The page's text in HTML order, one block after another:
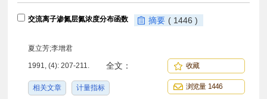
交流离子渗氮层氮浓度分布函数 摘要 ( 1446 )
夏立芳;李增君
1991, (4): 207-211. 全文：
相关文章 计量指标
收藏
浏览量 1446